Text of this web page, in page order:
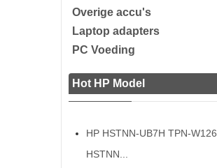
Overige accu's
Laptop adapters
PC Voeding
Hot HP Model
HP HSTNN-UB7H TPN-W126
HSTNN...